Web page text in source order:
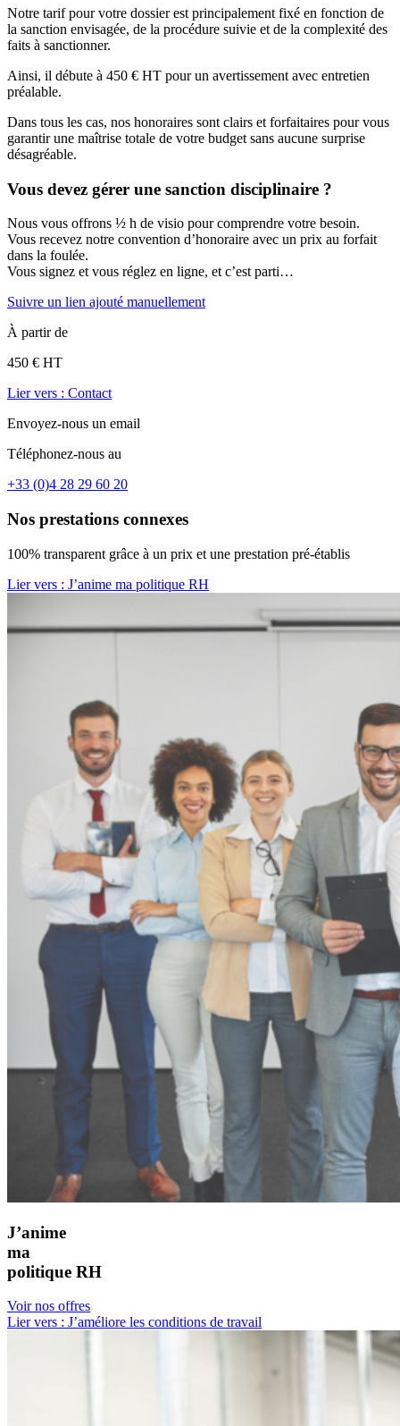
Notre tarif pour votre dossier est principalement fixé en fonction de
la sanction envisagée, de la procédure suivie et de la complexité des
faits à sanctionner.
Ainsi, il débute à 450 € HT pour un avertissement avec entretien
préalable.
Dans tous les cas, nos honoraires sont clairs et forfaitaires pour vous
garantir une maîtrise totale de votre budget sans aucune surprise
désagréable.
Vous devez gérer une sanction disciplinaire ?
Nous vous offrons ½ h de visio pour comprendre votre besoin.
Vous recevez notre convention d’honoraire avec un prix au forfait
dans la foulée.
Vous signez et vous réglez en ligne, et c’est parti…
Suivre un lien ajouté manuellement
À partir de
450 € HT
Lier vers : Contact
Envoyez-nous un email
Téléphonez-nous au
+33 (0)4 28 29 60 20
Nos prestations connexes
100% transparent grâce à un prix et une prestation pré-établis
Lier vers : J’anime ma politique RH
J’anime
ma
politique RH
Voir nos offres
Lier vers : J’améliore les conditions de travail